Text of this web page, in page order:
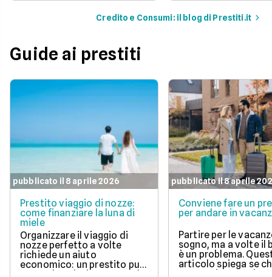
Credito e Consumi: il blog di Prestiti.it
Guide ai prestiti
pubblicato il 8 aprile 2026
Prestito viaggio di nozze:
come finanziare la luna di
miele
Organizzare il viaggio di
nozze perfetto a volte
richiede un aiuto
economico: un prestito può
pubblicato il 8 aprile
Conviene fare un
per andare in
Partire per le
sogno, ma a volte il
è un problema.
articolo spiega se